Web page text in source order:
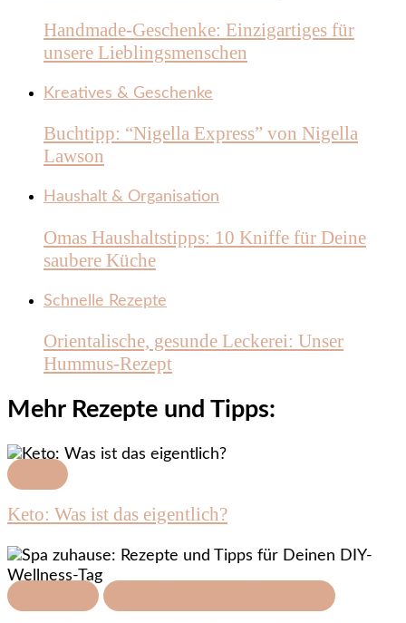
Handmade-Geschenke: Einzigartiges für
unsere Lieblingsmenschen
Kreatives & Geschenke
Buchtipp: “Nigella Express” von Nigella
Lawson
Haushalt & Organisation
Omas Haushaltstipps: 10 Kniffe für Deine
saubere Küche
Schnelle Rezepte
Orientalische, gesunde Leckerei: Unser
Hummus-Rezept
Mehr Rezepte und Tipps:
Keto: Was ist das eigentlich?